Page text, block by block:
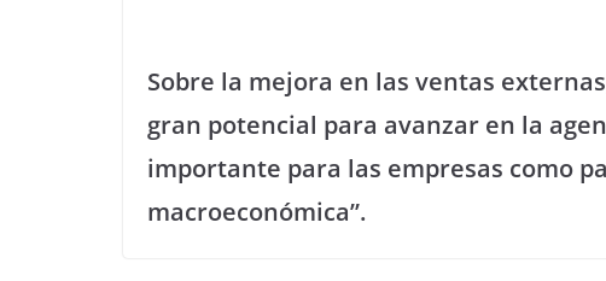
Sobre la mejora en las ventas
gran potencial para avanzar en la
importante para las empresas como
macroeconómica”.